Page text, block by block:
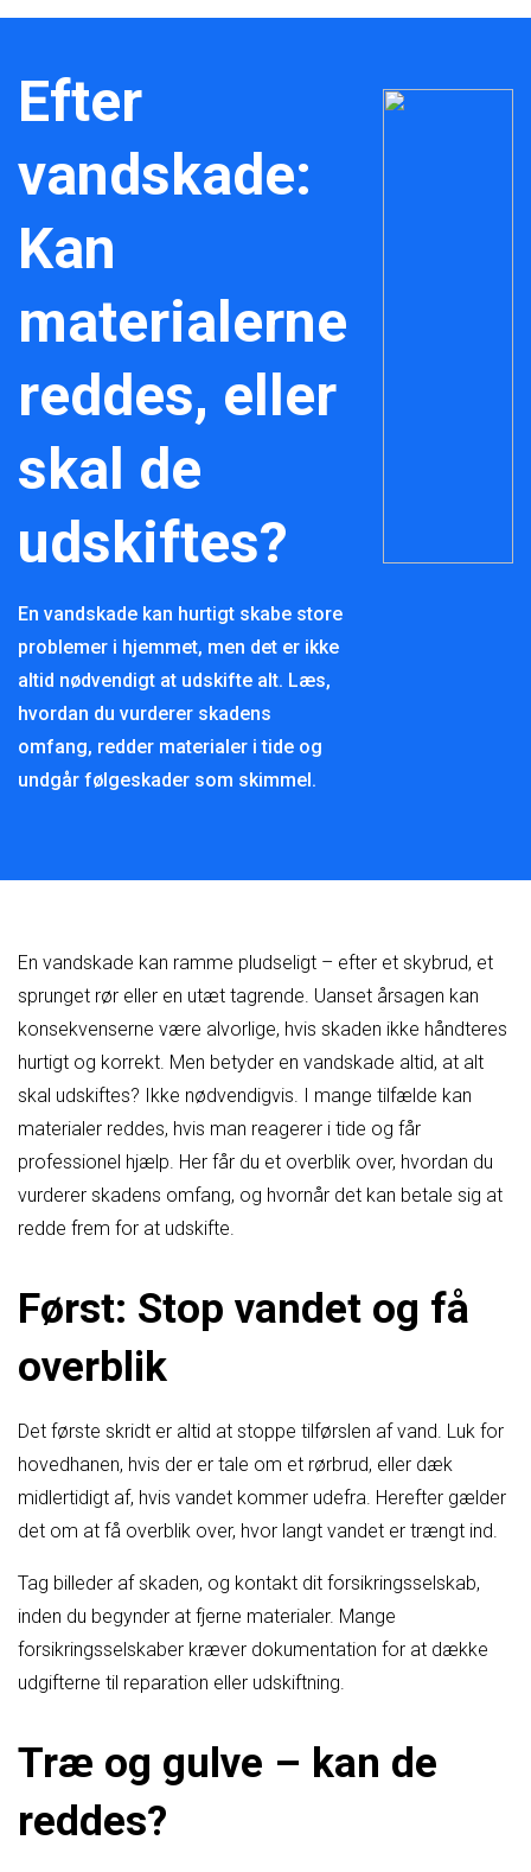
Efter
vandskade:
Kan
materialerne
reddes, eller
skal de
udskiftes?
En vandskade kan hurtigt skabe store
problemer i hjemmet, men det er ikke
altid nødvendigt at udskifte alt. Læs,
hvordan du vurderer skadens
omfang, redder materialer i tide og
undgår følgeskader som skimmel.
En vandskade kan ramme pludseligt – efter et skybrud, et
sprunget rør eller en utæt tagrende. Uanset årsagen kan
konsekvenserne være alvorlige, hvis skaden ikke håndteres
hurtigt og korrekt. Men betyder en vandskade altid, at alt
skal udskiftes? Ikke nødvendigvis. I mange tilfælde kan
materialer reddes, hvis man reagerer i tide og får
professionel hjælp. Her får du et overblik over, hvordan du
vurderer skadens omfang, og hvornår det kan betale sig at
redde frem for at udskifte.
Først: Stop vandet og få
overblik
Det første skridt er altid at stoppe tilførslen af vand. Luk for
hovedhanen, hvis der er tale om et rørbrud, eller dæk
midlertidigt af, hvis vandet kommer udefra. Herefter gælder
det om at få overblik over, hvor langt vandet er trængt ind.
Tag billeder af skaden, og kontakt dit forsikringsselskab,
inden du begynder at fjerne materialer. Mange
forsikringsselskaber kræver dokumentation for at dække
udgifterne til reparation eller udskiftning.
Træ og gulve – kan de
reddes?